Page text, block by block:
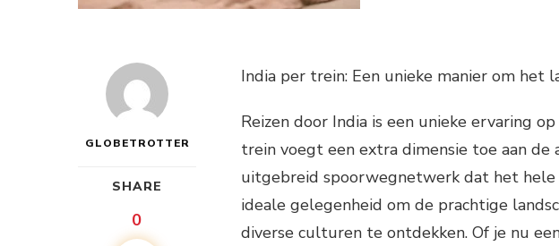
GLOBETROTTER
SHARE
0
India per trein: Een unieke manier om het
Reizen door India is een unieke ervaring
trein voegt een extra dimensie toe aan de
uitgebreid spoorwegnetwerk dat het
ideale gelegenheid om de prachtige
diverse culturen te ontdekken. Of je nu